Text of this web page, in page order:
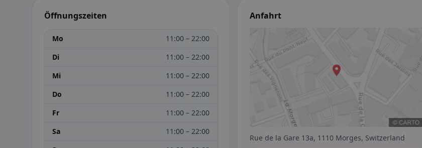
Öffnungszeiten
Mo
11:00 – 22:00
Di
11:00 – 22:00
Mi
11:00 – 22:00
Do
11:00 – 22:00
Fr
11:00 – 22:00
Sa
11:00 – 22:00
Anfahrt
Rue de la Gare 13a, 1110 Morges, Switzerland